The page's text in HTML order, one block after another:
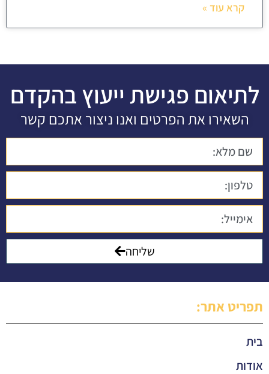
קרא עוד »
לתיאום פגישת ייעוץ בהקדם
השאירו את הפרטים ואנו ניצור אתכם קשר
שליחה
תפריט אתר:
בית
אודות